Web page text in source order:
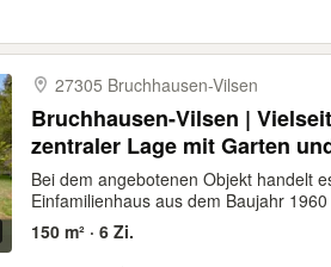
27305 Bruchhausen-​Vilsen
Bruchhausen-Vilsen |
zentraler Lage mit Garten
Bei dem angebotenen Objekt handelt
Einfamilienhaus aus dem Baujahr 1960
150 m² · 6 Zi.